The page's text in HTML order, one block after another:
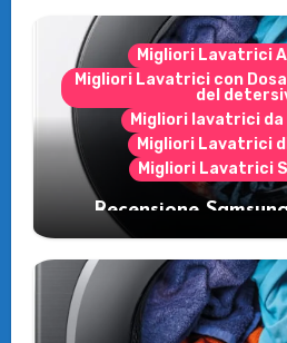
Migliori Lavatrici
Migliori Lavatrici con
del
Migliori lavatrici da
Migliori Lavatrici
Migliori Lavatrici
Recensione
WW11DB7B94GE/
intelligente che fa